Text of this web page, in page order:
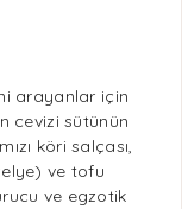
arayanlar için
cevizi sütünün
köri salçası,
ve tofu
ve egzotik